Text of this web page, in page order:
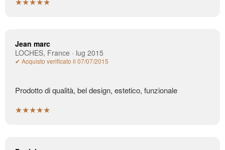
Jean marc
LOCHES, France · lug 2015
✔ Acquisto verificato il 07/07/2015
Prodotto di qualità, bel design, estetico, funzionale
★★★★★